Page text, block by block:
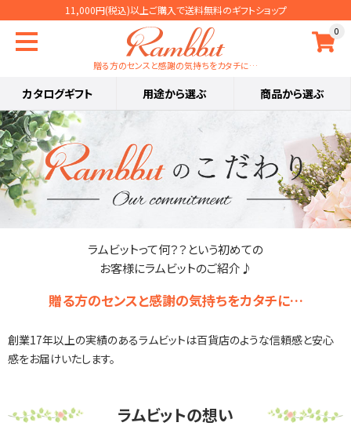
11,000円(税込)以上ご購入で送料無料のギフトショップ
0
贈る方のセンスと感謝の気持ちをカタチに…
カタログギフト 用途から選ぶ 商品から選ぶ
ラムビットって何？？という初めての
お客様にラムビットのご紹介♪
贈る方のセンスと感謝の気持ちをカタチに…
創業17年以上の実績のあるラムビットは百貨店のような信頼感と安心
感をお届けいたします。
ラムビットの想い